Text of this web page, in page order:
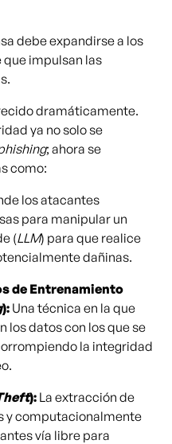
debe expandirse a los
impulsan las
dramáticamente.
ya no solo se
; ahora se
como:
los atacantes
para manipular un
(LLM) para que realice
dañinas.
de Entrenamiento
): Una técnica en la que
los datos con los que se
la integridad
): La extracción de
y computacionalmente
vía libre para